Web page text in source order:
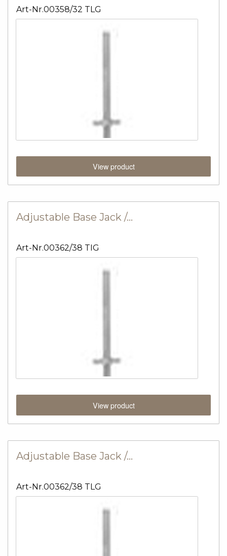
Art-Nr.00358/32 TLG
View product
Adjustable Base Jack /…
Art-Nr.00362/38 TIG
View product
Adjustable Base Jack /…
Art-Nr.00362/38 TLG